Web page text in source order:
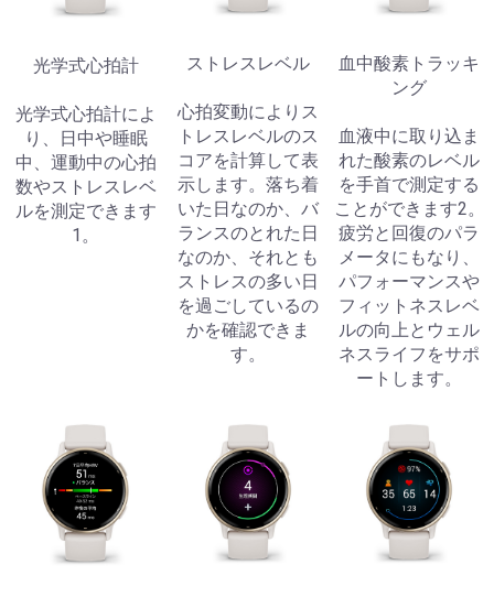
光学式心拍計
光学式心拍計によ
り、日中や睡眠
中、運動中の心拍
数やストレスレベ
ルを測定できます
1。
ストレスレベル
心拍変動によりス
トレスレベルのス
コアを計算して表
示します。落ち着
いた日なのか、バ
ランスのとれた日
なのか、それとも
ストレスの多い日
を過ごしているの
かを確認できま
す。
血中酸素トラッキ
ング
血液中に取り込ま
れた酸素のレベル
を手首で測定する
ことができます2。
疲労と回復のパラ
メータにもなり、
パフォーマンスや
フィットネスレベ
ルの向上とウェル
ネスライフをサポ
ートします。